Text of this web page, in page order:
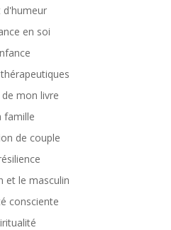
d'humeur
en soi
mon livre
famille
de couple
et le masculin
consciente